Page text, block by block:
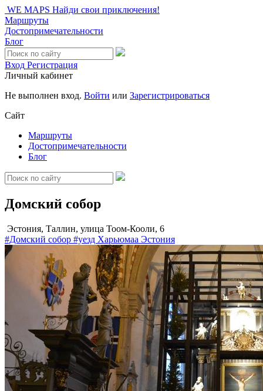
WE MAPS Найди свои приключения!
Маршруты
Достопримечательности
Блог
Вход Регистрация
Личный кабинет
Не выполнен вход. Войти или Зарегистрироваться
Сайт
Маршруты
Достопримечательности
Блог
Домский собор
Эстония, Таллин, улица Тоом-Кооли, 6
#Домский собор #уезд Харьюмаа Эстония